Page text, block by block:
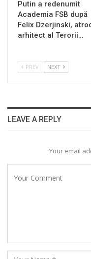
Putin a redenumit
Academia FSB după
Felix Dzerjinski,
arhitect al Terorii…
PREV NEXT
LEAVE A REPLY
Your email